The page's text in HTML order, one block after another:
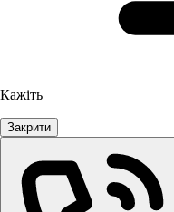
Кажіть
Закрити